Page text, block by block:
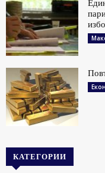
КАТЕГОРИИ